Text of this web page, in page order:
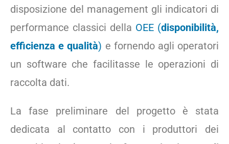
disposizione del management gli indicatori di
performance classici della OEE (disponibilità,
efficienza e qualità) e fornendo agli operatori
un software che facilitasse le operazioni di
raccolta dati.
La fase preliminare del progetto è stata
dedicata al contatto con i produttori dei